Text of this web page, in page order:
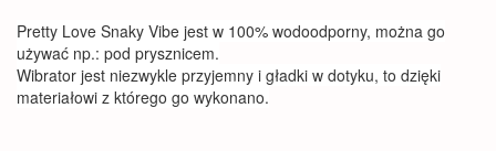
Pretty Love Snaky Vibe jest w 100% wodoodporny, można go
używać np.: pod prysznicem.
Wibrator jest niezwykle przyjemny i gładki w dotyku, to dzięki
materiałowi z którego go wykonano.